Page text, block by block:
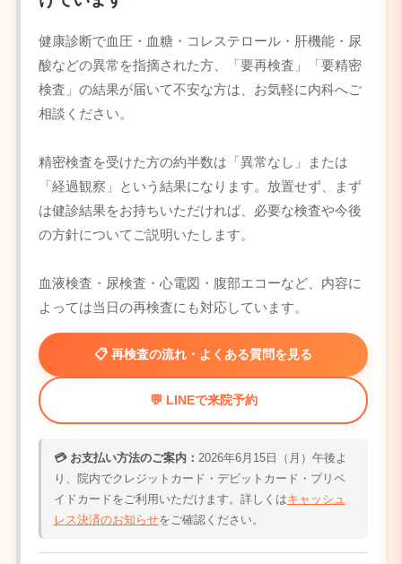
健康診断で血圧・血糖・コレステロール・肝機能・尿
酸などの異常を指摘された方、「要再検査」「要精密
検査」の結果が届いて不安な方は、お気軽に内科へご
相談ください。
精密検査を受けた方の約半数は「異常なし」または
「経過観察」という結果になります。放置せず、まず
は健診結果をお持ちいただければ、必要な検査や今後
の方針についてご説明いたします。
血液検査・尿検査・心電図・腹部エコーなど、内容に
よっては当日の再検査にも対応しています。
📋 再検査の流れ・よくある質問を見る
💬 LINEで来院予約
💳 お支払い方法のご案内： 2026年6月15日（月）午後よ
り、院内でクレジットカード・デビットカード・プリペ
イドカードをご利用いただけます。詳しくはキャッシュ
レス決済のお知らせをご確認ください。